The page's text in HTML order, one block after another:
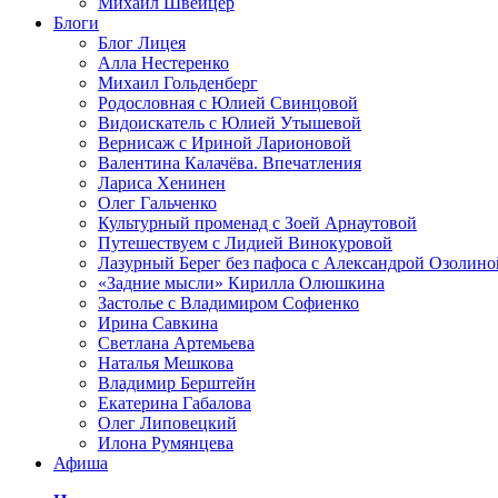
Блоги
Блог Лицея
Алла Нестеренко
Михаил Гольденберг
Родословная с Юлией Свинцовой
Видоискатель с Юлией Утышевой
Вернисаж с Ириной Ларионовой
Валентина Калачёва. Впечатления
Лариса Хенинен
Олег Гальченко
Культурный променад с Зоей Арнаутовой
Путешествуем с Лидией Винокуровой
Лазурный Берег без пафоса с Александрой
«Задние мысли» Кирилла Олюшкина
Застолье с Владимиром Софиенко
Ирина Савкина
Светлана Артемьева
Наталья Мешкова
Владимир Берштейн
Екатерина Габалова
Олег Липовецкий
Илона Румянцева
Афиша